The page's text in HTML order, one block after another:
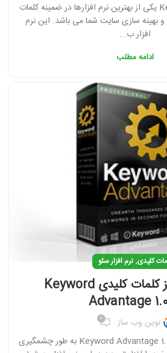
نرم افزار Keyword Buddy یکی از بهترین نرم افزارها در ضمینه کلمات
و بهینه سازی سایت شما می باشد. این نرم
افزار ب...
ادامه مطلب
کلیدی,نرم افزار سئو
نرم افزار آنالیز کلمات کلیدی Keyword
Advantage
نوین وب ساز 0
با استفاده از نرم افزار Keyword Advantage 1.0.16 به طور چشمگیری